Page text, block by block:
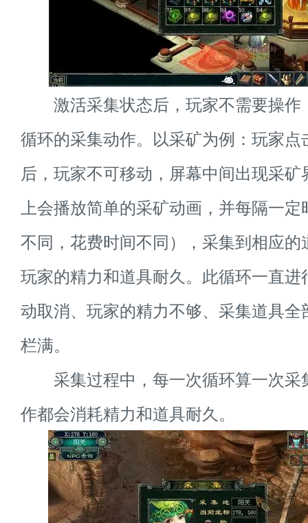
激活采集状态后，玩家不需要操作
循环的采集动作。以采矿为例：玩家
后，玩家不可移动，屏幕中间出现采
上会播放简单的采矿动画，并每隔一
不同，花费时间不同），采集到相应
玩家的精力和道具耐久。此循环一直
动取消、玩家的精力不够、采集道具
栏满。
采集过程中，每一次循环算一次采
作都会消耗精力和道具耐久。